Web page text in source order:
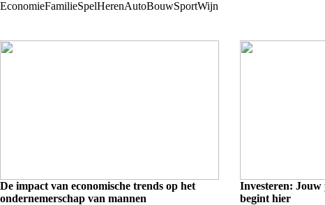
EconomieFamilieSpelHerenAutoBouwSportWijn
De impact van economische trends op het
ondernemerschap van mannen
Investeren:
begint hier